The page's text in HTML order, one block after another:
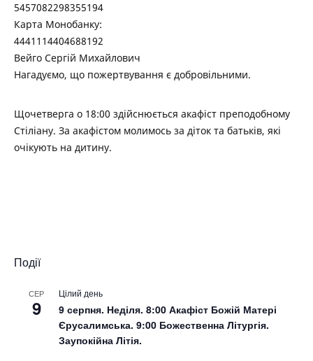
5457082298355194
Карта Монобанку:
4441114404688192
Вейго Сергій Михайлович
Нагадуємо, що пожертвування є добровільними.
Щочетверга о 18:00 здійснюється акафіст преподобному
Стіліану. За акафістом молимось за діток та батьків, які
очікують на дитину.
Події
СЕР
9
Цілий день
9 серпня. Неділя. 8:00 Акафіст Божій Матері
Єрусалимська. 9:00 Божественна Літургія.
Заупокійна Літія.